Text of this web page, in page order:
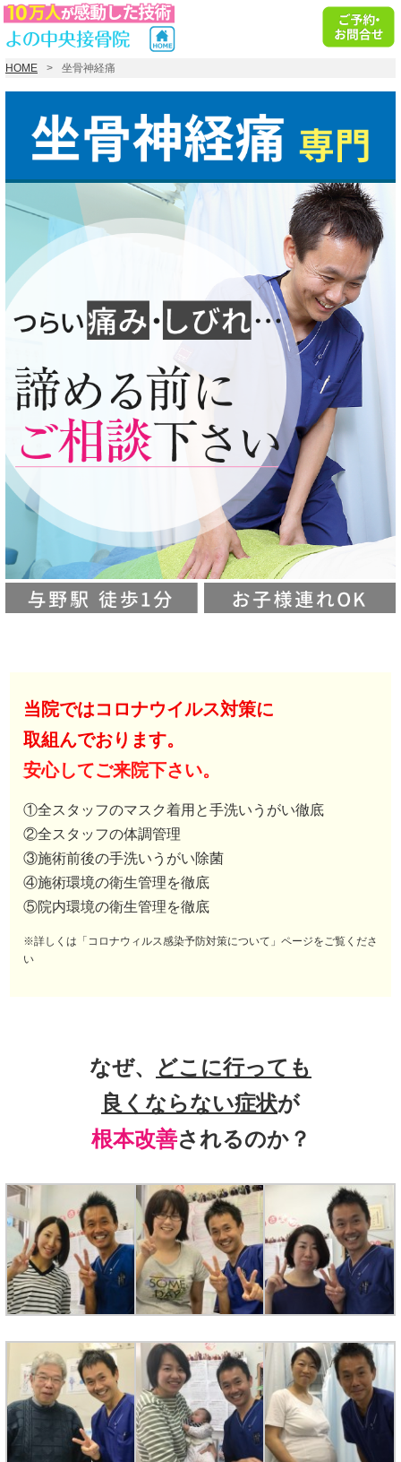
HOME 坐骨神経痛
当院ではコロナウイルス対策に
取組んでおります。
安心してご来院下さい。
①全スタッフのマスク着用と手洗いうがい徹底
②全スタッフの体調管理
③施術前後の手洗いうがい除菌
④施術環境の衛生管理を徹底
⑤院内環境の衛生管理を徹底
※詳しくは「コロナウィルス感染予防対策について」ページをご覧くださ
い
なぜ、
どこに行っても
良くならない症状が
根本改善されるのか？